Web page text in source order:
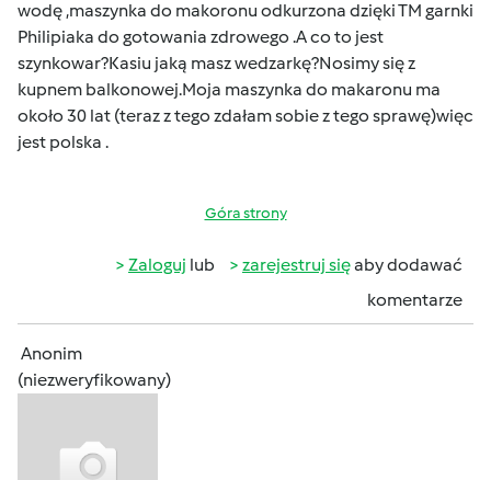
wodę ,maszynka do makoronu odkurzona dzięki TM garnki
Philipiaka do gotowania zdrowego .A co to jest
szynkowar?Kasiu jaką masz wedzarkę?Nosimy się z
kupnem balkonowej.Moja maszynka do makaronu ma
około 30 lat (teraz z tego zdałam sobie z tego sprawę)więc
jest polska .
Góra strony
Zaloguj lub zarejestruj sięaby dodawać
komentarze
Anonim
(niezweryfikowany)